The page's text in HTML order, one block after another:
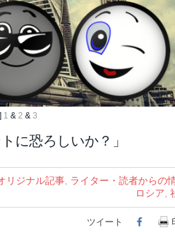
1 &2 &3
に恐ろしいか？」
リジナル記事, ライター・読者からの
ロシア
ツイート